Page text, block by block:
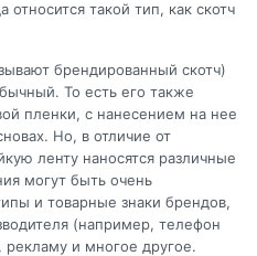
такой тип, как скотч
брендированный скотч)
То есть его также
пленки, с нанесением на нее
Но, в отличие от
ленту наносятся различные
могут быть очень
и товарные знаки брендов,
(например, телефон
и многое другое.